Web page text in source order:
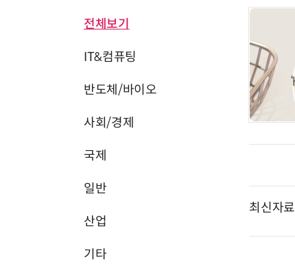
전체보기
IT&컴퓨팅
반도체/바이오
사회/경제
국제
일반
산업
기타
최신자료